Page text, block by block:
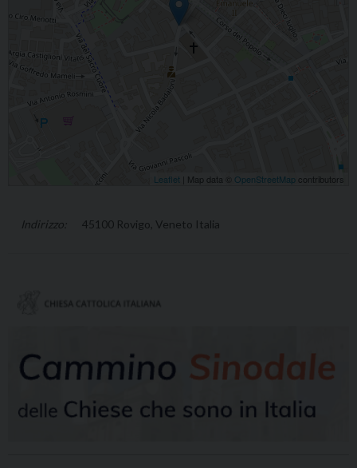
Leaflet | Map data © OpenStreetMap contributors
45100 Rovigo, Veneto Italia